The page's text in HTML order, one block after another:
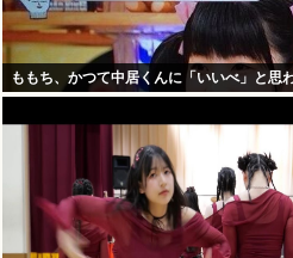
ももち、かつて中居くんに「いいべ」と思